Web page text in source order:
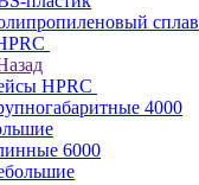
сплав
HPRC
4000
6000